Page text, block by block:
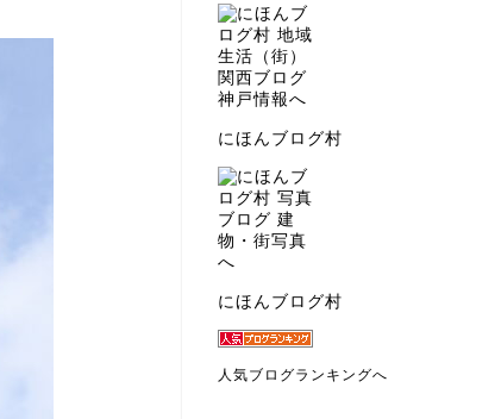
にほんブログ村
にほんブログ村
人気ブログランキングへ